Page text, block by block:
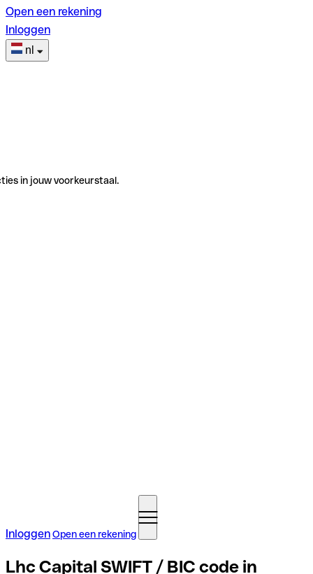
Open een rekening
Inloggen
nl
in jouw voorkeurstaal.
InloggenOpen een rekening
Lhc Capital SWIFT / BIC code in